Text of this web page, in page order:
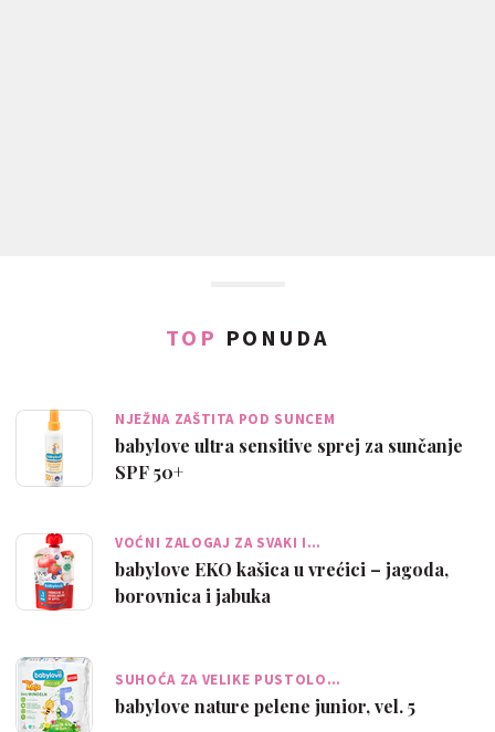
TOP PONUDA
NJEŽNA ZAŠTITA POD SUNCEM
babylove ultra sensitive sprej za sunčanje
SPF 50+
VOĆNI ZALOGAJ ZA SVAKI I…
babylove EKO kašica u vrećici – jagoda,
borovnica i jabuka
SUHOĆA ZA VELIKE PUSTOLO…
babylove nature pelene junior, vel. 5